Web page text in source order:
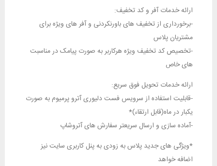
ارائه خدمات آفر و کد تخفیف:
-برخورداری از تخفیف های باورنکردنی و آفر های ویژه برای
مشتریان پلاس
-تخصیص کد تخفیف ویژه هرکاربر به صورت پیامک در مناسبت
های خاص
ارائه خدمات تحویل فوق سریع:
-قابلیت استفاده از سرویس فست دلیوری آترو پرمیوم به صورت
یکبار در ماه(قابل ارتقاء)*
-آماده سازی و ارسال سریعتر سفارش های آتروشاپ
*ویژگی های جدید پلاس به زودی به پنل کاربری سایت نیز
اضافه خواهد